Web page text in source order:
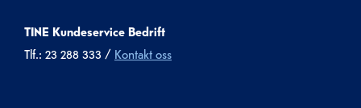
TINE Kundeservice Bedrift
Tlf.: 23 288 333 / Kontakt oss